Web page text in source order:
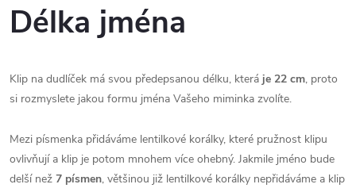
Délka jména
Klip na dudlíček má svou předepsanou délku, která je 22 cm, proto
si rozmyslete jakou formu jména Vašeho miminka zvolíte.
Mezi písmenka přidáváme lentilkové korálky, které pružnost klipu
ovlivňují a klip je potom mnohem více ohebný. Jakmile jméno bude
delší než 7 písmen, většinou již lentilkové korálky nepřidáváme a klip